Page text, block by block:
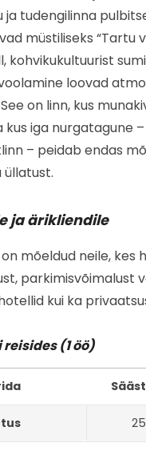
ja tudengilinna
müstiliseks “Tartu
kohvikukultuurist
loovad
on linn, kus
kus iga nurgatagune
– peidab endas
üllatust.
ja ärikliendile
mõeldud neile, kes
parkimisvõimalust
kui ka
reisides (1 öö)